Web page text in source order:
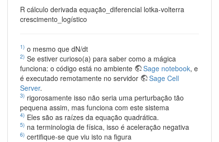
R cálculo derivada equação_diferencial lotka-volterra
crescimento_logístico
1) o mesmo que dN/dt
2) Se estiver curioso(a) para saber como a mágica
funciona: o código está no ambiente
Sage notebook, e
é executado remotamente no servidor
Sage Cell
Server.
3) rigorosamente isso não seria uma perturbação tão
pequena assim, mas funciona com este sistema
4) Eles são as raízes da equação quadrática.
5) na terminologia de física, isso é aceleração negativa
6) certifique-se que viu isto na figura